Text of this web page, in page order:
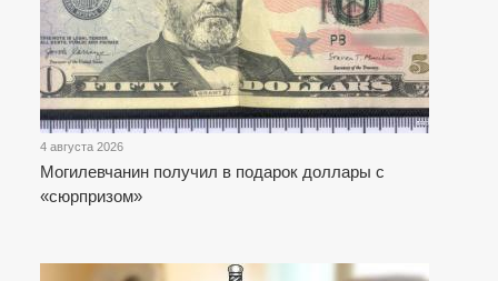
4 августа 2026
Могилевчанин получил в подарок доллары с
«сюрпризом»